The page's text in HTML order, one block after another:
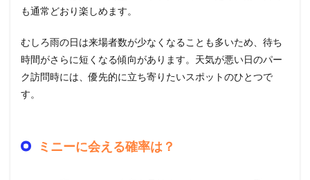
も通常どおり楽しめます。
むしろ雨の日は来場者数が少なくなることも多いため、待ち
時間がさらに短くなる傾向があります。天気が悪い日のパー
ク訪問時には、優先的に立ち寄りたいスポットのひとつで
す。
ミニーに会える確率は？